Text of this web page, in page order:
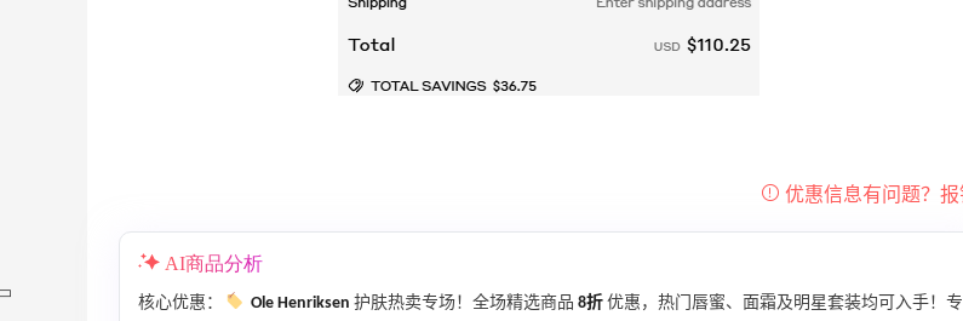
AI商品分析
核心优惠： Ole Henriksen 护肤热卖专场！全场精选商品 8折 优惠，热门唇蜜、面霜及明星套装均可入手！专